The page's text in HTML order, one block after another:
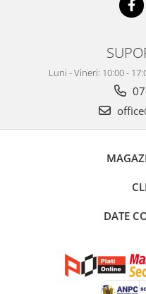
Luni - Vineri: 10:00 -
DATE